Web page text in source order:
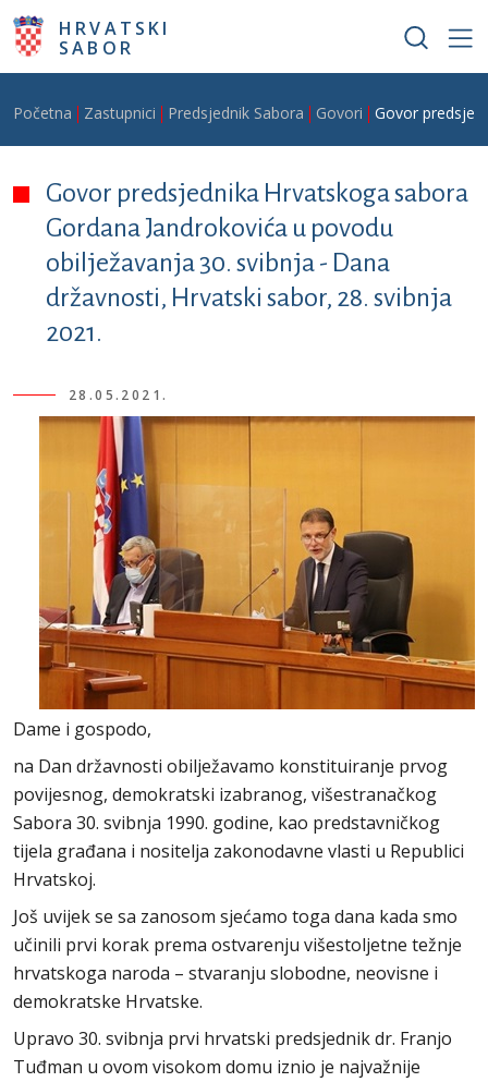
Skoči na glavni sadržaj
HRVATSKI
SABOR
Breadcrumb
Početna Zastupnici Predsjednik Sabora Govori Govor
Govor predsjednika Hrvatskoga sabora
Gordana Jandrokovića u povodu
obilježavanja 30. svibnja - Dana
državnosti, Hrvatski sabor, 28. svibnja
2021.
28.05.2021.
Dame i gospodo,
na Dan državnosti obilježavamo konstituiranje prvog
povijesnog, demokratski izabranog, višestranačkog
Sabora 30. svibnja 1990. godine, kao predstavničkog
tijela građana i nositelja zakonodavne vlasti u Republici
Hrvatskoj.
Još uvijek se sa zanosom sjećamo toga dana kada smo
učinili prvi korak prema ostvarenju višestoljetne težnje
hrvatskoga naroda – stvaranju slobodne, neovisne i
demokratske Hrvatske.
Upravo 30. svibnja prvi hrvatski predsjednik dr. Franjo
Tuđman u ovom visokom domu iznio je najvažnije